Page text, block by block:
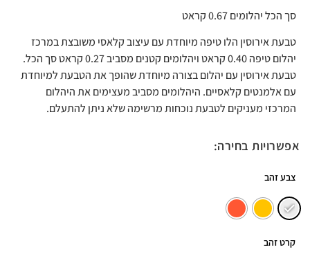
סך הכל יהלומים 0.67 קראט
טבעת אירוסין הלו טיפה מיוחדת עם עיצוב קלאסי משובצת במרכז
יהלום טיפה 0.40 קראט ויהלומים קטנים מסביב 0.27 קראט סך הכל.
טבעת אירוסין עם יהלום בצורה מיוחדת שהופך את הטבעת למיוחדת
עם אלמנטים קלאסיים. היהלומים מסביב מעצימים את היהלום
המרכזי מעניקים לטבעת נוכחות מרשימה שלא ניתן להתעלם.
אפשרויות בחירה:
צבע זהב
קרט זהב